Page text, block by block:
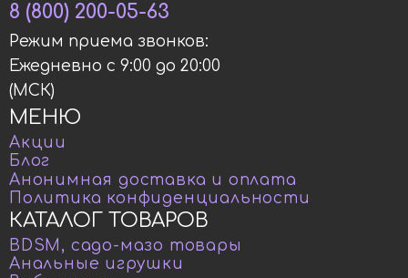
КАТАЛОГ ТОВАРОВ
BDSM, садо-мазо товары
Анальные игрушки
МЕНЮ
Акции
Блог
Анонимная доставка и оплата
Политика конфиденциальности
8 (800) 200-05-63
Режим приема звонков:
Ежедневно с 9:00 до 20:00
(МСК)